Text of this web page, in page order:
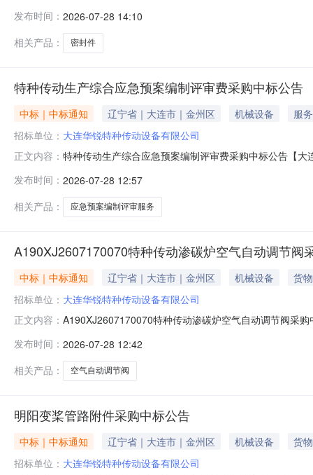
发布时间： 2026-07-28 14:10
相关产品：
密封件
特种传动生产综合应急预案编制评审费采购中标公告
中标｜中标通知 辽宁省｜大连市｜金州区 机械设备
服务
招标单位： 大连华锐特种传动设备有限公司
正文内容： 特种传动生产综合应急预案编制评审费采购中标公告【
发布时间： 2026-07-28 12:57
相关产品：
应急预案编制评审服务
A190XJ2607170070特种传动渗碳炉空气自动调节阀
中标｜中标通知 辽宁省｜大连市｜金州区 机械设备
货物
招标单位： 大连华锐特种传动设备有限公司
正文内容： A190XJ2607170070特种传动渗碳炉空气自动调节阀采
发布时间： 2026-07-28 12:42
相关产品：
空气自动调节阀
明阳变桨管路附件采购中标公告
中标｜中标通知 辽宁省｜大连市｜金州区 机械设备
货物
招标单位： 大连华锐特种传动设备有限公司